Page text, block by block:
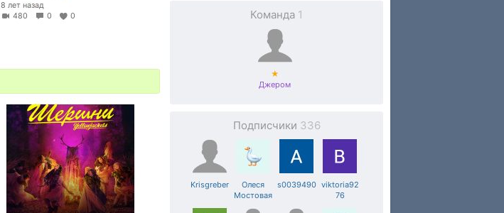
8 лет назад
480
0 0 Команда 1
★
Джером
Подписчики 336
Krisgreber
Олеся
Мостовая
s0039490 viktoria92
76